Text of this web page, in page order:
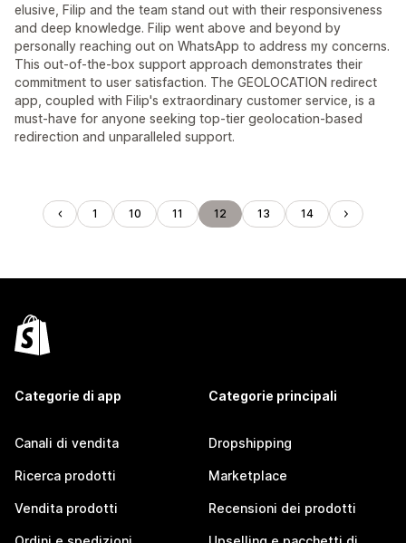
elusive, Filip and the team stand out with their responsiveness
and deep knowledge. Filip went above and beyond by
personally reaching out on WhatsApp to address my concerns.
This out-of-the-box support approach demonstrates their
commitment to user satisfaction. The GEOLOCATION redirect
app, coupled with Filip's extraordinary customer service, is a
must-have for anyone seeking top-tier geolocation-based
redirection and unparalleled support.
1 10 11 12 13 14
Categorie di app
Canali di vendita
Ricerca prodotti
Vendita prodotti
Categorie principali
Dropshipping
Marketplace
Recensioni dei prodotti